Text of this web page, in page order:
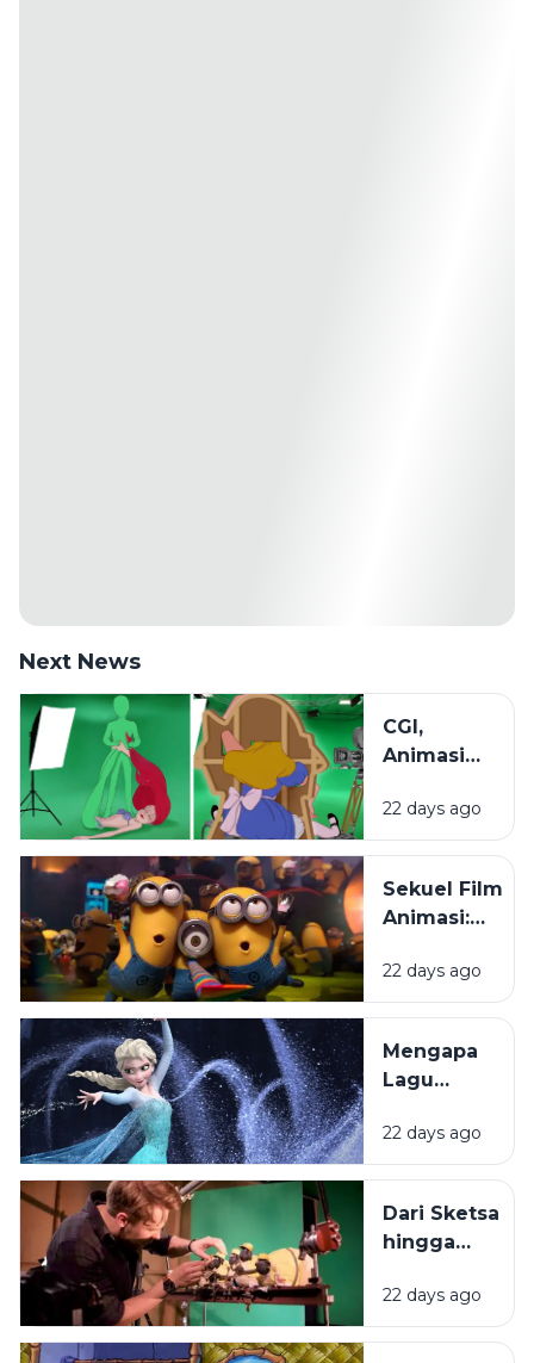
Next News
CGI,
Animasi
Stop
Motion:
Beragam
Teknik di
Animasi
22 days ago
Sekuel Film
Animasi:
Penonton
Selalu
22 days ago
Mengapa
Lagu
Film
Animasi
Melekat di
Ingatan?
22 days ago
Dari Sketsa
hingga
Lebar:
Bagaimana
22 days ago